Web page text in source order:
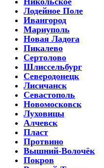
Лодейное Поле
Ивангород
Мариуполь
Новая Ладога
Пикалево
Сертолово
Шлиссельбург
Северодонецк
Лисичанск
Севастополь
Новомосковск
Луховицы
Алчевск
Пласт
Протвино
Вышний-Волочёк
Покров